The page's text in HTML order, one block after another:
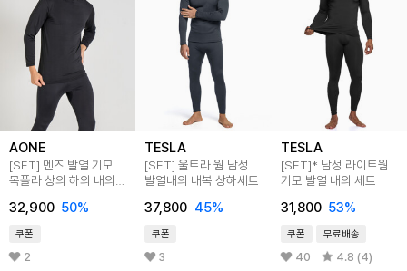
AONE
[SET] 멘즈 발열 기모
목폴라 상의 하의 내의
32,900 50%
쿠폰
2
TESLA
[SET] 울트라 웜 남성
발열내의 내복 상하세트
37,800 45%
쿠폰
3
TESLA
[SET]* 남성 라이트웜
기모 발열 내의 세트
31,800 53%
쿠폰 무료배송
40 4.8 (4)